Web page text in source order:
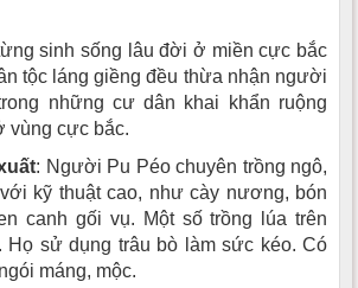
sinh sống lâu đời ở miền cực bắc
tộc láng giềng đều thừa nhận người
những cư dân khai khẩn ruộng
vùng cực bắc.
: Người Pu Péo chuyên trồng ngô,
kỹ thuật cao, như cày nương, bón
canh gối vụ. Một số trồng lúa trên
Họ sử dụng trâu bò làm sức kéo. Có
máng, mộc.